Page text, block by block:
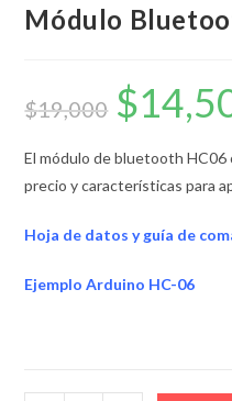
Módulo
$19,000
El
precio
original
$19,000.
$
El módulo de bluetooth
precio y características para
Hoja de datos y guía de
Ejemplo Arduino HC-06